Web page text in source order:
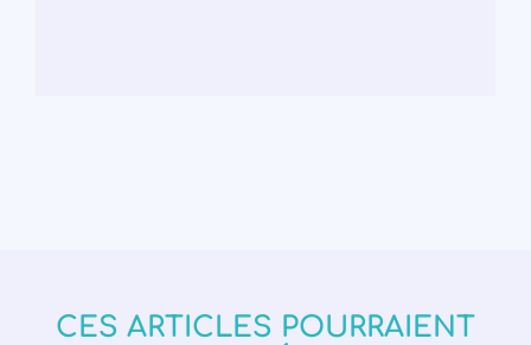
CES ARTICLES POURRAIENT